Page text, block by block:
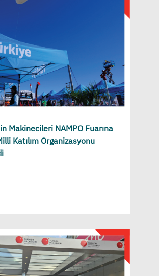
Makinecileri NAMPO Fuarına
Katılım Organizasyonu